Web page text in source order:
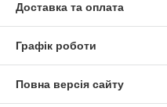
Доставка та оплата
Графік роботи
Повна версія сайту